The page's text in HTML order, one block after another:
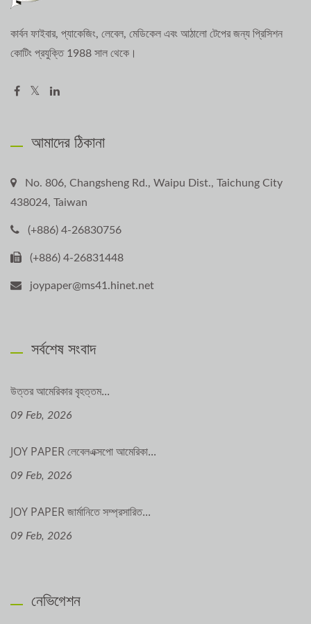
কার্বন ফাইবার, প্যাকেজিং, লেবেল, মেডিকেল এবং আঠালো টেপের জন্য প্রিসিশন
কোটিং প্রযুক্তি 1988 সাল থেকে।
আমাদের ঠিকানা
No. 806, Changsheng Rd., Waipu Dist., Taichung City
438024, Taiwan
(+886) 4-26830756
(+886) 4-26831448
joypaper@ms41.hinet.net
সর্বশেষ সংবাদ
উত্তর আমেরিকার বৃহত্তম...
09 Feb, 2026
JOY PAPER লেবেলএক্সপো আমেরিকা...
09 Feb, 2026
JOY PAPER জার্মানিতে সম্প্রসারিত...
09 Feb, 2026
নেভিগেশন